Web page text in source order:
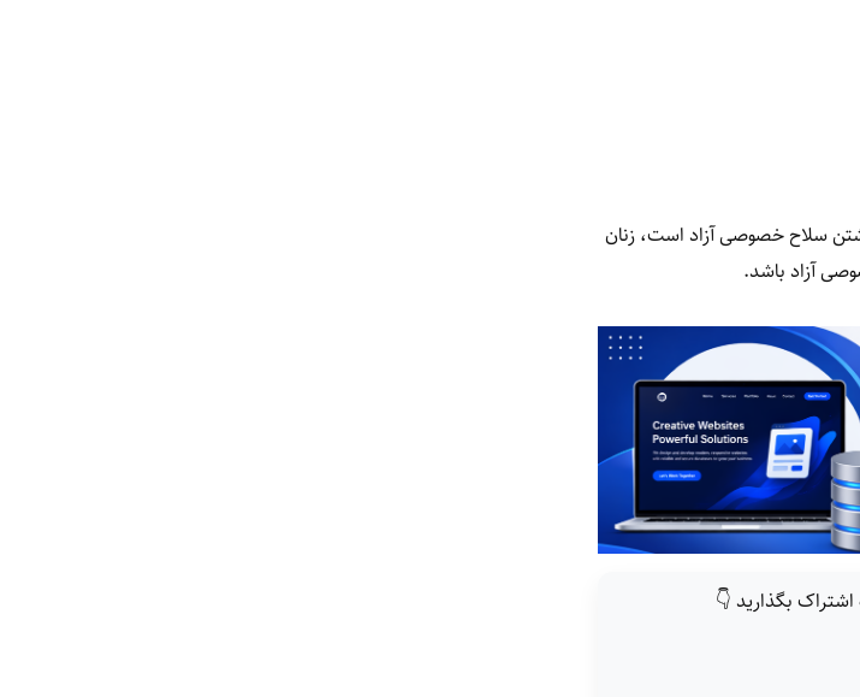
سلاح خصوصی آزاد است، زنان
آزاد باشد.
اشتراک بگذارید 👇